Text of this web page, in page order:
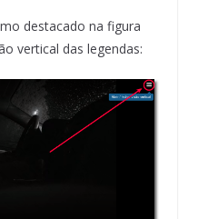
destacado na figura
vertical das legendas: